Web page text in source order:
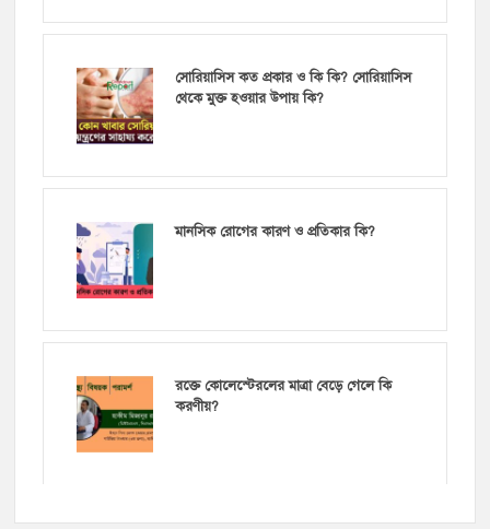
সোরিয়াসিস কত প্রকার ও কি কি? সোরিয়াসিস
থেকে মুক্ত হওয়ার উপায় কি?
মানসিক রোগের কারণ ও প্রতিকার কি?
রক্তে কোলেস্টেরলের মাত্রা বেড়ে গেলে কি
করণীয়?